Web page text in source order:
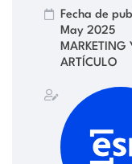
Fecha de
May 2025
MARKETING
ARTÍCULO